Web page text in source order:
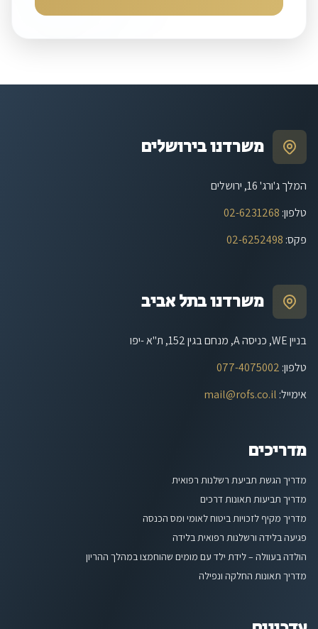
משרדנו בירושלים
המלך ג'ורג' 16, ירושלים
טלפון:
02-6231268
פקס:
02-6252498
משרדנו בתל אביב
בניין WE, כניסה A, מנחם בגין 152, ת"א -יפו
טלפון:
077-4075002
אימייל:
mail@rofs.co.il
מדריכים
מדריך הגשת תביעת רשלנות רפואית
מדריך תביעות תאונות דרכים
מדריך מקיף לזכויות ביטוח לאומי ומס הכנסה
פגיעה בלידה ורשלנות רפואית בלידה
הולדה בעוולה – לידת ילד עם מומים שהוחמצו במהלך ההריון
מדריך תאונות החלקה ונפילה